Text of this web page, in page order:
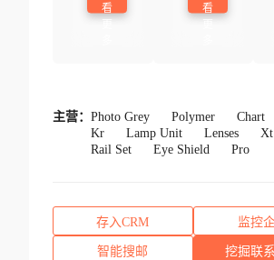
看
看
主营： Photo Grey Polymer
Chart
Kr
Lamp Unit Lenses
Xt
Rail Set
Eye Shield Pro
存入CRM 监控
智能搜邮 挖掘联